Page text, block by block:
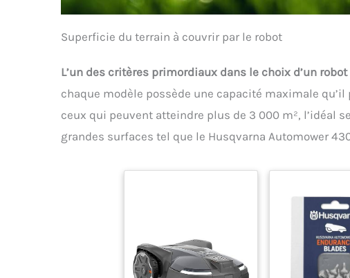
Superficie du terrain à couvrir par le robot
L’un des critères primordiaux dans le choix d’un
chaque modèle possède une capacité maximale
ceux qui peuvent atteindre plus de 3 000 m², l’idéal
grandes surfaces tel que le Husqvarna Automower